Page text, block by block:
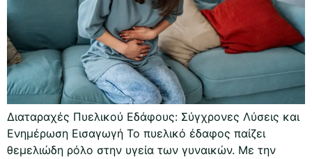
Διαταραχές Πυελικού Εδάφους: Σύγχρονες Λύσεις και
Ενημέρωση Εισαγωγή Το πυελικό έδαφος παίζει
θεμελιώδη ρόλο στην υγεία των γυναικών. Με την